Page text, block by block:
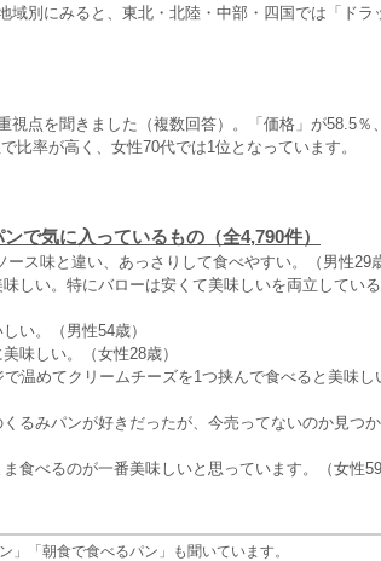
域別にみると、東北・北陸・中部・四国では「ドラ
点を聞きました（複数回答）。「価格」が58.5％、
比率が高く、女性70代では1位となっています。
で気に入っているもの（全4,790件）
ス味と違い、あっさりして食べやすい。（男性29
しい。特にバローは安くて美味しいを両立してい
い。（男性54歳）
味しい。（女性28歳）
温めてクリームチーズを1つ挟んで食べると美味し
るみパンが好きだったが、今売ってないのか見つ
食べるのが一番美味しいと思っています。（女性59
「朝食で食べるパン」も聞いています。